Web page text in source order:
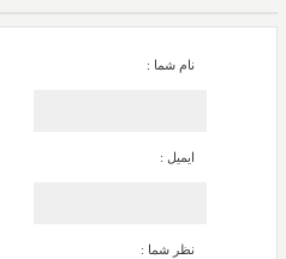
نام شما :
ایمیل :
نظر شما :